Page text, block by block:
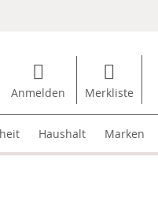
Anmelden Merkliste
Haushalt Marken